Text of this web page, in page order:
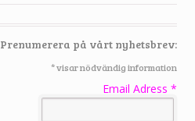
Prenumerera på vårt nyhetsbrev:
*visar nödvändig information
Email Adress*